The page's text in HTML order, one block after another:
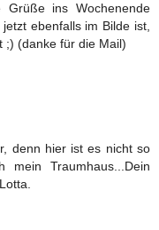
ins Wochenende
ebenfalls im Bilde ist,
;) (danke für die Mail)
denn hier ist es nicht so
mein Traumhaus...Dein